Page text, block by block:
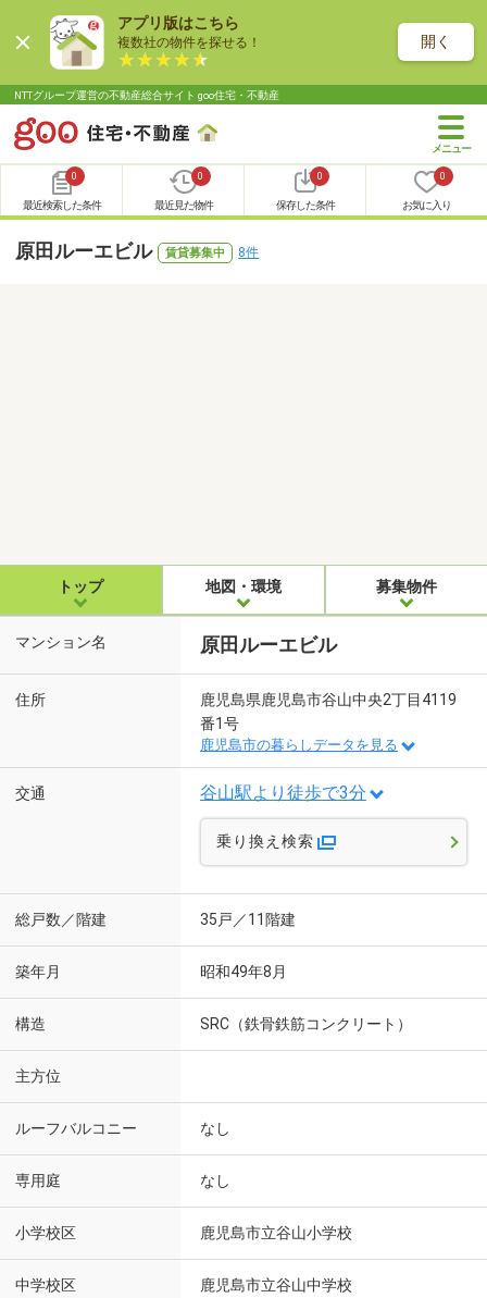
アプリ版はこちら
複数社の物件を探せる！ 開く
NTTグループ運営の不動産総合サイト goo住宅・不動産
0
最近検索した条件
0
最近見た物件
0
保存した条件
0
お気に入り
原田ルーエビル 賃貸募集中 8件
トップ 地図・環境 募集物件
マンション名 原田ルーエビル
住所
鹿児島県鹿児島市谷山中央2丁目4119
番1号
鹿児島市の暮らしデータを見る
交通 谷山駅より徒歩で3分
乗り換え検索
総戸数／階建 35戸／11階建
築年月 昭和49年8月
構造 SRC（鉄骨鉄筋コンクリート）
主方位
ルーフバルコニー なし
専用庭 なし
小学校区 鹿児島市立谷山小学校
中学校区 鹿児島市立谷山中学校